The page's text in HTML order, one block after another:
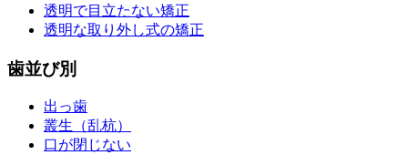
透明で目立たない矯正
透明な取り外し式の矯正
歯並び別
出っ歯
叢生（乱杭）
口が閉じない